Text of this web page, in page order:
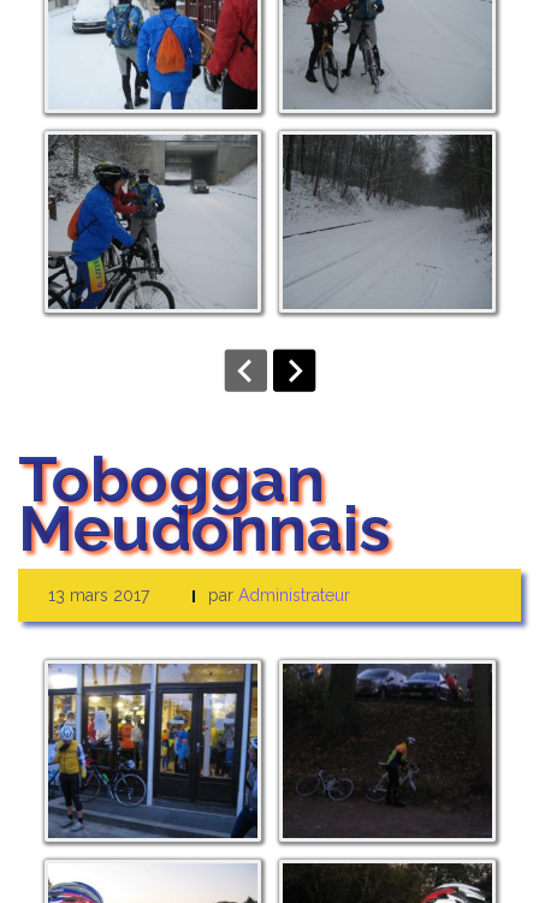
Toboggan
Meudonnais
13 mars 2017 par Administrateur